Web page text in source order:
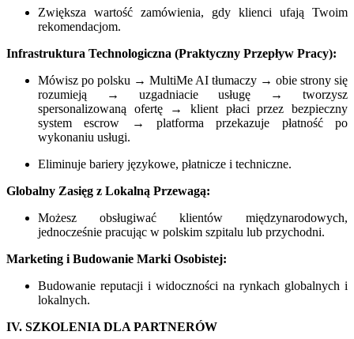
Zwiększa wartość zamówienia, gdy klienci ufają Twoim
rekomendacjom.
Infrastruktura Technologiczna (Praktyczny Przepływ Pracy):
Mówisz po polsku → MultiMe AI tłumaczy → obie strony się
rozumieją → uzgadniacie usługę → tworzysz
spersonalizowaną ofertę → klient płaci przez bezpieczny
system escrow → platforma przekazuje płatność po
wykonaniu usługi.
Eliminuje bariery językowe, płatnicze i techniczne.
Globalny Zasięg z Lokalną Przewagą:
Możesz obsługiwać klientów międzynarodowych,
jednocześnie pracując w polskim szpitalu lub przychodni.
Marketing i Budowanie Marki Osobistej:
Budowanie reputacji i widoczności na rynkach globalnych i
lokalnych.
IV. SZKOLENIA DLA PARTNERÓW